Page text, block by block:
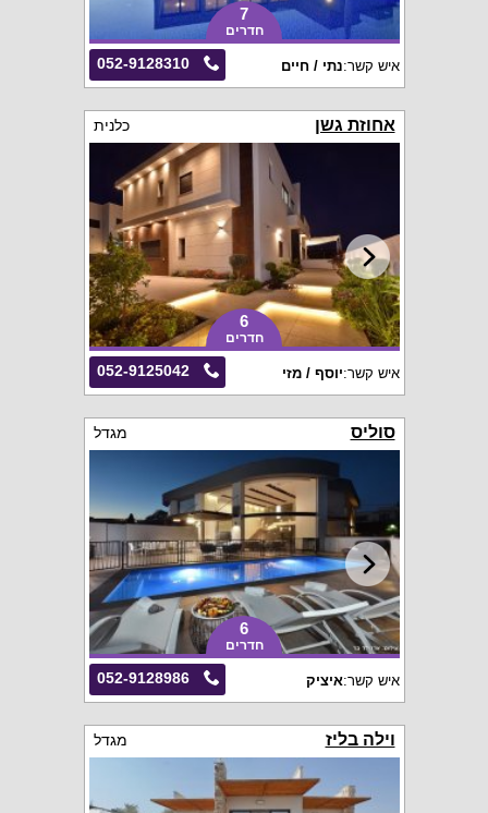
7
חדרים
052-9128310 איש קשר:נתי / חיים
אחוזת גשן כלנית
6
חדרים
052-9125042 איש קשר:יוסף / מזי
סוליס מגדל
6
חדרים
052-9128986 איש קשר:איציק
וילה בליז מגדל